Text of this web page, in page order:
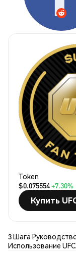
Token
$0.075554+7.30%
Купить
3 Шага
Использование UFC